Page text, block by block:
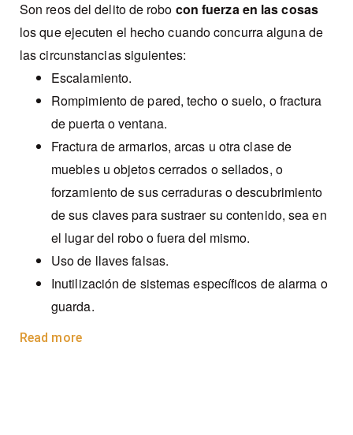
Son reos del delito de robo con fuerza en las cosas
los que ejecuten el hecho cuando concurra alguna de
las circunstancias siguientes:
Escalamiento.
Rompimiento de pared, techo o suelo, o fractura
de puerta o ventana.
Fractura de armarios, arcas u otra clase de
muebles u objetos cerrados o sellados, o
forzamiento de sus cerraduras o descubrimiento
de sus claves para sustraer su contenido, sea en
el lugar del robo o fuera del mismo.
Uso de llaves falsas.
Inutilización de sistemas específicos de alarma o
guarda.
Read more